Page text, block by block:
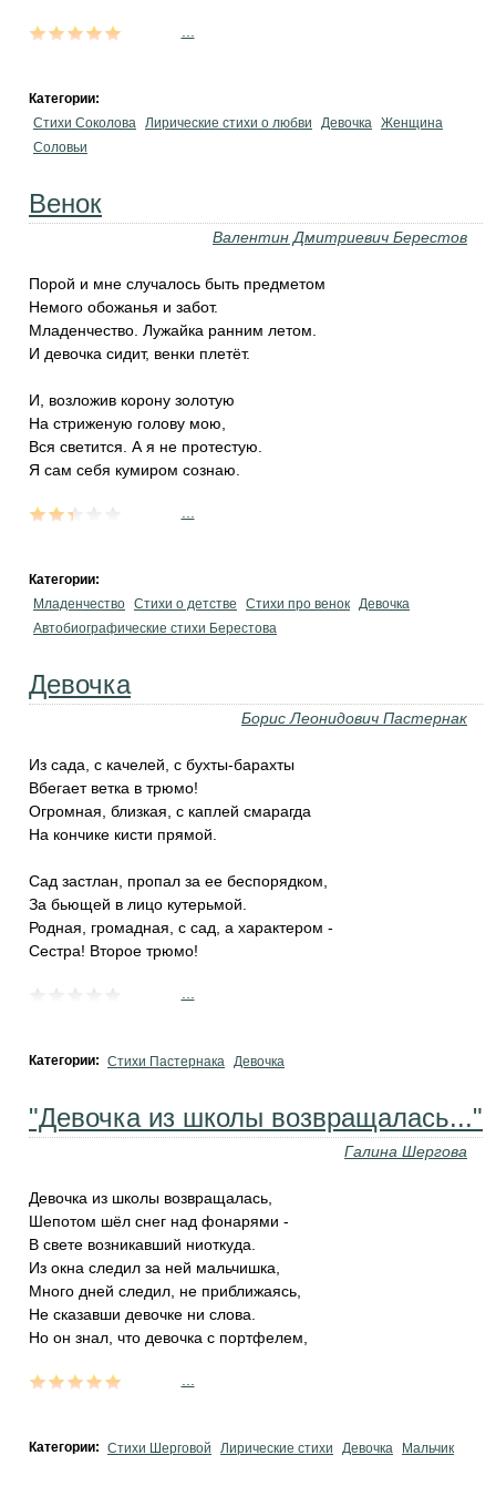
Категории:
Стихи Соколова Лирические стихи о любви Девочка Женщина
Соловьи
Венок
Валентин Дмитриевич Берестов
Порой и мне случалось быть предметом
Немого обожанья и забот.
Младенчество. Лужайка ранним летом.
И девочка сидит, венки плетёт.
И, возложив корону золотую
На стриженую голову мою,
Вся светится. А я не протестую.
Я сам себя кумиром сознаю.
Категории:
Младенчество Стихи о детстве Стихи про венок Девочка
Автобиографические стихи Берестова
Девочка
Борис Леонидович Пастернак
Из сада, с качелей, с бухты-барахты
Вбегает ветка в трюмо!
Огромная, близкая, с каплей смарагда
На кончике кисти прямой.
Сад застлан, пропал за ее беспорядком,
За бьющей в лицо кутерьмой.
Родная, громадная, с сад, а характером -
Сестра! Bторое трюмо!
Категории: Стихи Пастернака Девочка
"Девочка из школы возвращалась..."
Галина Шергова
Девочка из школы возвращалась,
Шепотом шёл снег над фонарями -
В свете возникавший ниоткуда.
Из окна следил за ней мальчишка,
Много дней следил, не приближаясь,
Не сказавши девочке ни слова.
Но он знал, что девочка с портфелем,
Категории: Стихи Шерговой Лирические стихи Девочка Мальчик